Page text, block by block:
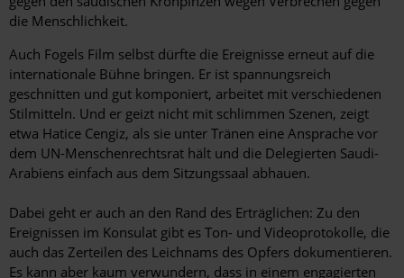
die Menschlichkeit.
Auch Fogels Film selbst dürfte die Ereignisse erneut auf die
internationale Bühne bringen. Er ist spannungsreich
geschnitten und gut komponiert, arbeitet mit verschiedenen
Stilmitteln. Und er geizt nicht mit schlimmen Szenen, zeigt
etwa Hatice Cengiz, als sie unter Tränen eine Ansprache vor
dem UN-Menschenrechtsrat hält und die Delegierten Saudi-
Arabiens einfach aus dem Sitzungssaal abhauen.
Dabei geht er auch an den Rand des Erträglichen: Zu den
Ereignissen im Konsulat gibt es Ton- und Videoprotokolle, die
auch das Zerteilen des Leichnams des Opfers dokumentieren.
Es kann aber kaum verwundern, dass in einem engagierten